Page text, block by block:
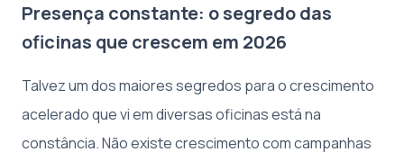
Presença constante: o segredo das
oficinas que crescem em 2026
Talvez um dos maiores segredos para o crescimento
acelerado que vi em diversas oficinas está na
constância. Não existe crescimento com campanhas